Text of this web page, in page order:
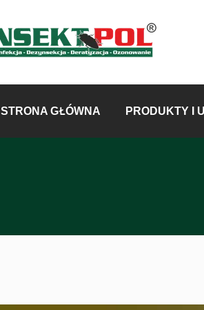
STRONA GŁÓWNA PRODUKTY I